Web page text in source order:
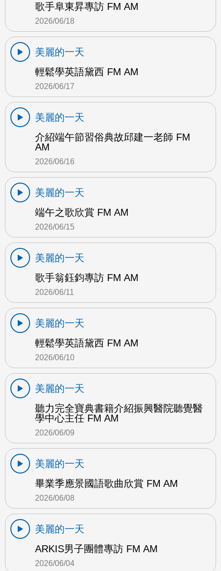
歌手阜東昇專訪 FM AM
2026/06/18
美麗的一天
輕鬆學英語黛西 FM AM
2026/06/17
美麗的一天
介紹端午節習俗典故邱建一老師 FM
AM
2026/06/16
美麗的一天
端午之歌欣賞 FM AM
2026/06/15
美麗的一天
歌手翁鈺鈞專訪 FM AM
2026/06/11
美麗的一天
輕鬆學英語黛西 FM AM
2026/06/10
美麗的一天
聽力完全寶典書籍介紹振興醫院聽覺醫
學中心主任 FM AM
2026/06/09
美麗的一天
畢業季應景國語歌曲欣賞 FM AM
2026/06/08
美麗的一天
ARKIS男子團體專訪 FM AM
2026/06/04